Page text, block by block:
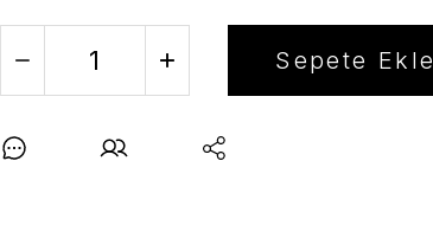
Sepete Ekle